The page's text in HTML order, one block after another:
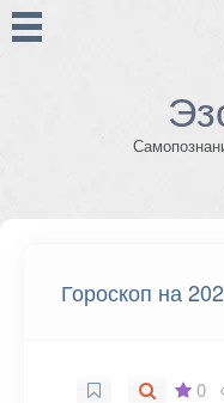
Гороскоп на
0